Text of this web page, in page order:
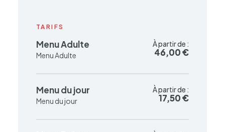
TARIFS
Menu Adulte
Menu Adulte
À partir de :
46,00 €
À partir de :
46,00 €
Menu du jour
Menu du jour
À partir de :
17,50 €
À partir de :
17,50 €